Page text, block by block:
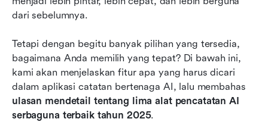
dari sebelumnya.
Tetapi dengan begitu banyak pilihan yang tersedia,
bagaimana Anda memilih yang tepat? Di bawah ini,
kami akan menjelaskan fitur apa yang harus dicari
ulasan mendetail tentang lima alat pencatatan AI
serbaguna terbaik tahun 2025.